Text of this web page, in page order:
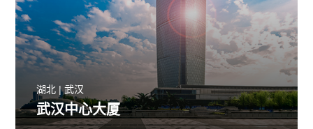
湖北 | 武汉
武汉中心大厦